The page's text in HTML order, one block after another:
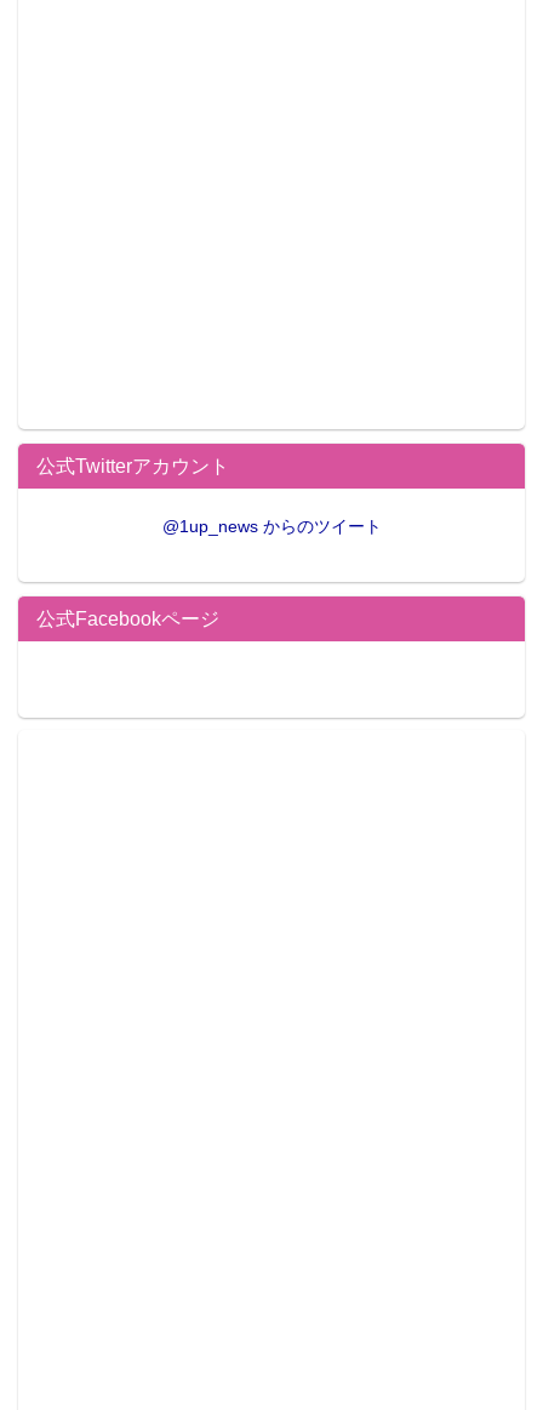
公式Twitterアカウント
@1up_news からのツイート
公式Facebookページ